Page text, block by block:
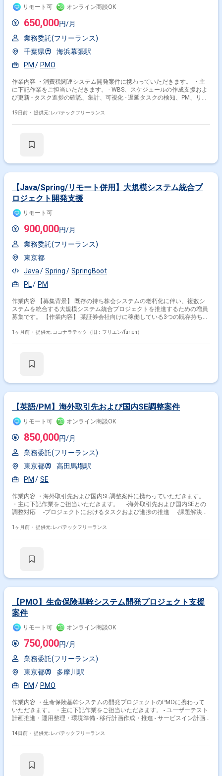
リモート可 オンライン商談OK
650,000円/月
業務委託(フリーランス)
千葉県
海浜幕張駅
PM
PMO
作業内容 ・消費税関連システム開発案件に携わっていただきます。 ・主
に下記作業をご担当いただきます。 - WBS、スケジュールの作成支援およ
び更新 - タスク進捗の確認、集計、可視化 - 遅延タスクの検知、PM、リー
定例会議での課題、リスク起票、ステータス管理、クローズフォロー - 週
予実報告資料の作成支援 - プロジェクトプロセスの改善支援 - PM、プロジ
19日前・ 提供元: レバテックフリーランス
【Java/Spring/リモート併用】大規模システム統合プ
ロジェクト開発支援
リモート可
900,000円/月
業務委託(フリーランス)
東京都
Java
Spring
SpringBoot
PL
PM
作業内容 【募集背景】 既存の持ち株会システムの老朽化に伴い、複数シ
ステムを統合する大規模システム統合プロジェクトを推進するための増員
募集です。 【作業内容】 某証券会社向けに稼働している3つの既存持ち株
件定義フェーズであり、概要設計以降の設計、開発、テストなど一連の工
滑にコミュニケーションを取りながらプロジェクトをリードしていただけ
PMとしての経験を積むことができます。長期にわたるプロジェクトのた
め、要件定義以降の各フェーズを一貫して経験できる点も魅力です。 【開
発環境】 Java（Spring BootまたはSpring）を中心とした環境での開発を
1ヶ月前・ 提供元: ココナラテック（旧：フリエン/furien）
【英語/PM】海外取引先および国内SE調整案件
リモート可 オンライン商談OK
850,000円/月
業務委託(フリーランス)
東京都
高田馬場駅
PM
SE
作業内容 ・海外取引先および国内SE調整案件に携わっていただきます。
・主に下記作業をご担当いただきます。 -海外取引先および国内SEとの
調整対応 -プロジェクトにおけるタスクおよび進捗の推進 -課題解決お
1ヶ月前・ 提供元: レバテックフリーランス
【PMO】生命保険基幹システム開発プロジェクト支援
案件
リモート可 オンライン商談OK
750,000円/月
業務委託(フリーランス)
東京都
多摩川駅
PM
PMO
作業内容 ・生命保険基幹システムの開発プロジェクトのPMOに携わって
いただきます。 ・主に下記作業をご担当いただきます。 - ユーザーテスト
計画推進・運用整理・環境準備 - 移行計画作成・推進 - サービスイン計画
14日前・ 提供元: レバテックフリーランス
掛け合わせ条件で絞り込む